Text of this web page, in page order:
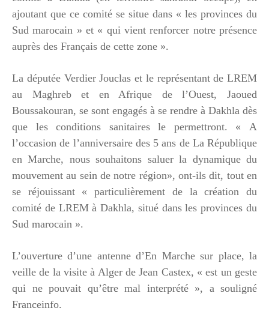
ajoutant que ce comité se situe dans « les provinces du
Sud marocain » et « qui vient renforcer notre présence
auprès des Français de cette zone ».
La députée Verdier Jouclas et le représentant de LREM
au Maghreb et en Afrique de l’Ouest, Jaoued
Boussakouran, se sont engagés à se rendre à Dakhla dès
que les conditions sanitaires le permettront. « A
l’occasion de l’anniversaire des 5 ans de La République
en Marche, nous souhaitons saluer la dynamique du
mouvement au sein de notre région», ont-ils dit, tout en
se réjouissant « particulièrement de la création du
comité de LREM à Dakhla, situé dans les provinces du
Sud marocain ».
L’ouverture d’une antenne d’En Marche sur place, la
veille de la visite à Alger de Jean Castex, « est un geste
qui ne pouvait qu’être mal interprété », a souligné
Franceinfo.